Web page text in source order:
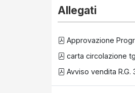
Allegati
Approvazione
carta circolazione
Avviso vendita R.G.